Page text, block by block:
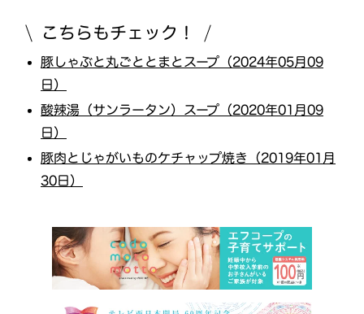
こちらもチェック！
豚しゃぶと丸ごととまとスープ（2024年05月09
日）
酸辣湯（サンラータン）スープ（2020年01月09
日）
豚肉とじゃがいものケチャップ焼き（2019年01月
30日）